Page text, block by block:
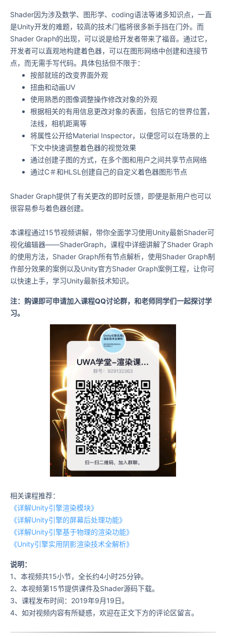
Shader因为涉及数学、图形学、coding语法等诸多知识点，一直
是Unity开发的难题，较高的技术门槛将很多新手挡在门外。而
Shader Graph的出现，可以说是给开发者带来了福音。通过它，
开发者可以直观地构建着色器，可以在图形网络中创建和连接节
点，而无需手写代码。具体包括但不限于：
按部就班的改变界面外观
扭曲和动画UV
使用熟悉的图像调整操作修改对象的外观
根据相关的有用信息更改对象的表面，包括它的世界位置，
法线，相机距离等
将属性公开给Material Inspector，以便您可以在场景的上
下文中快速调整着色器的视觉效果
通过创建子图的方式，在多个图和用户之间共享节点网络
通过C＃和HLSL创建自己的自定义着色器图形节点
Shader Graph提供了有关更改的即时反馈，即便是新用户也可以
很容易参与着色器创建。
本课程通过15节视频讲解，带你全面学习使用Unity最新Shader可
视化编辑器——ShaderGraph，课程中详细讲解了Shader Graph
的使用方法，Shader Graph所有节点解析，使用Shader Graph制
作部分效果的案例以及Unity官方Shader Graph案例工程，让你可
以快速上手，学习Unity最新技术知识。
注：购课即可申请加入课程QQ讨论群，和老师同学们一起探讨学
习。
相关课程推荐：
《详解Unity引擎渲染模块》
《详解Unity引擎的屏幕后处理功能》
《详解Unity引擎基于物理的渲染功能》
《Unity引擎实用阴影渲染技术全解析》
说明：
1、本视频共15小节，全长约4小时25分钟。
2、本视频第15节提供课件及Shader源码下载。
3、课程发布时间：2019年9月19日。
4、如对视频内容有所疑惑，欢迎在正文下方的评论区留言。